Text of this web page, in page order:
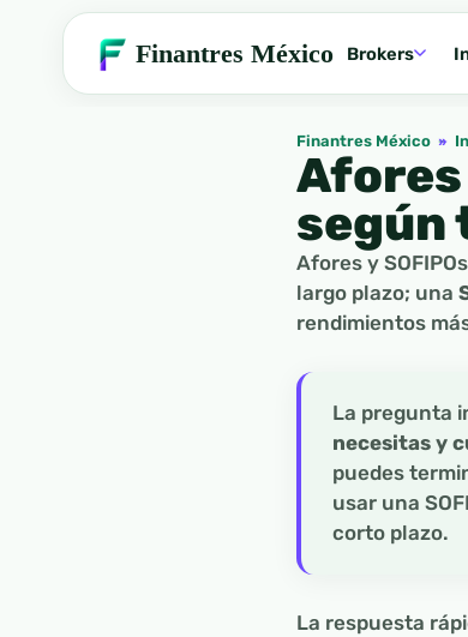
Finantres México Brokers
Finantres México »
Afores
según
Afores y
largo plazo; una
rendimientos
La pregunta
necesitas y
puedes
usar una
corto plazo.
La respuesta